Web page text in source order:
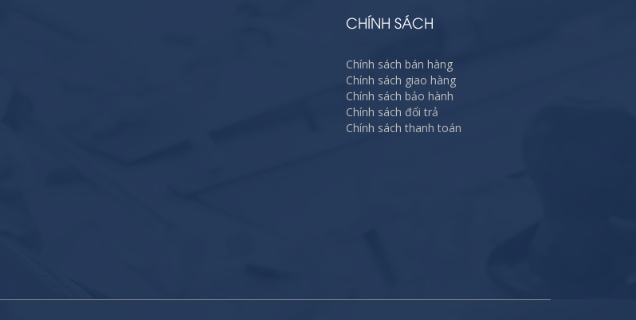
CHÍNH SÁCH
Chính sách bán hàng
Chính sách giao hàng
Chính sách bảo hành
Chính sách đổi trả
Chính sách thanh toán